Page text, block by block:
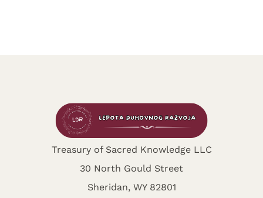
Treasury of Sacred Knowledge LLC
30 North Gould Street
Sheridan, WY 82801